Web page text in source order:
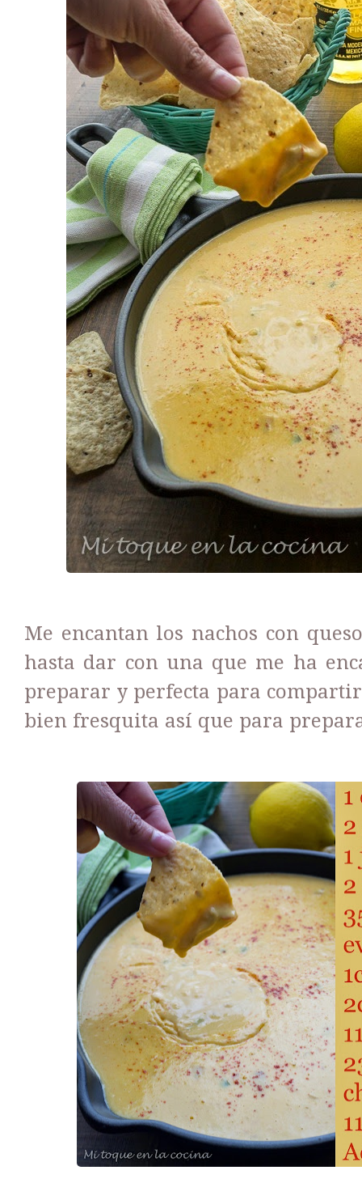
Me encantan los nachos con
hasta dar con una que me ha
preparar y perfecta para
bien fresquita así que para